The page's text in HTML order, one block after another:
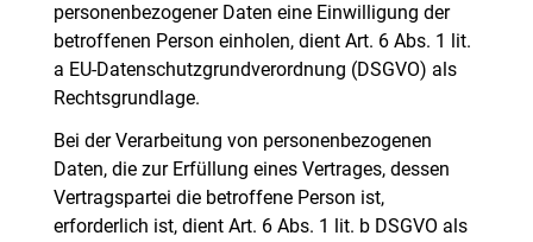
personenbezogener Daten eine Einwilligung der
betroffenen Person einholen, dient Art. 6 Abs. 1 lit.
a EU-Datenschutzgrundverordnung (DSGVO) als
Rechtsgrundlage.
Bei der Verarbeitung von personenbezogenen
Daten, die zur Erfüllung eines Vertrages, dessen
Vertragspartei die betroffene Person ist,
erforderlich ist, dient Art. 6 Abs. 1 lit. b DSGVO als